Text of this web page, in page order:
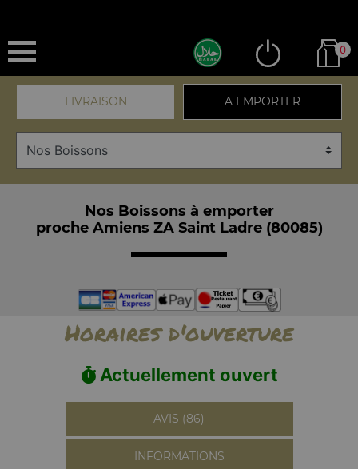
0
LIVRAISON A EMPORTER
Nos Boissons à emporter
proche Amiens ZA Saint Ladre (80085)
Horaires d'ouverture
Actuellement ouvert
AVIS (86)
INFORMATIONS